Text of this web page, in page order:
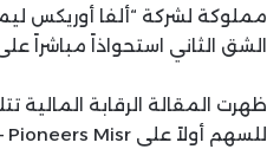
مملوكة لشركة “ألفا أوريكس
الشق الثاني استحواذاً
للسهم أولاً على Pioneers Misr – بايونيرز مصر.